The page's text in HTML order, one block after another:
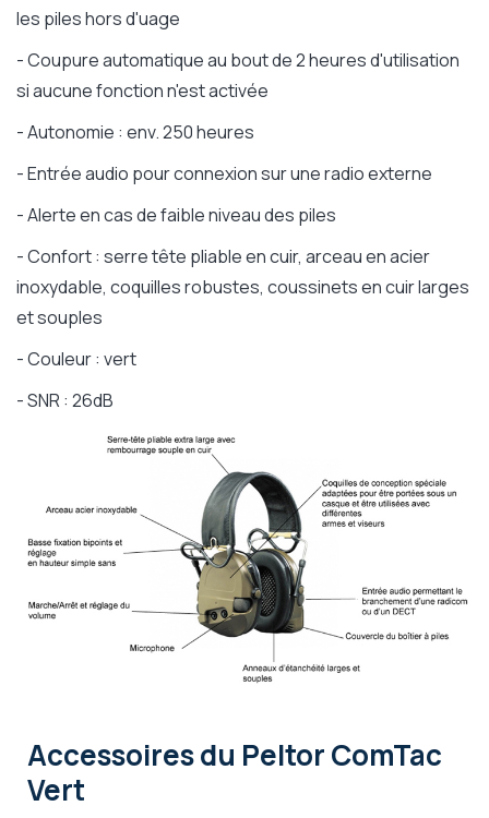
les piles hors d'uage
- Coupure automatique au bout de 2 heures d'utilisation
si aucune fonction n'est activée
- Autonomie : env. 250 heures
- Entrée audio pour connexion sur une radio externe
- Alerte en cas de faible niveau des piles
- Confort : serre tête pliable en cuir, arceau en acier
inoxydable, coquilles robustes, coussinets en cuir larges
et souples
- Couleur : vert
- SNR : 26dB
Accessoiresdu Peltor ComTac
Vert